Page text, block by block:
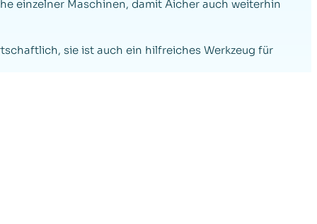
einzelner Maschinen, damit Aicher auch weiterhin
sie ist auch ein hilfreiches Werkzeug für